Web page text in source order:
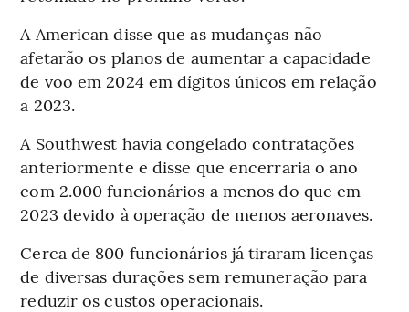
A American disse que as mudanças não
afetarão os planos de aumentar a capacidade
de voo em 2024 em dígitos únicos em relação
a 2023.
A Southwest havia congelado contratações
anteriormente e disse que encerraria o ano
com 2.000 funcionários a menos do que em
2023 devido à operação de menos aeronaves.
Cerca de 800 funcionários já tiraram licenças
de diversas durações sem remuneração para
reduzir os custos operacionais.